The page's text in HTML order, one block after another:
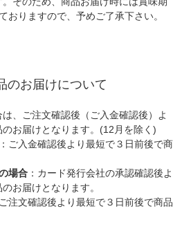
おりますので、予めご了承下さい。
のお届けについて
、ご注文確認後（ご入金確認後）よ
お届けとなります。(12月を除く)
：ご入金確認後より最短で３日前後で商
場合 ：カード発行会社の承認確認後よ
お届けとなります。
ご注文確認後より最短で３日前後で商品